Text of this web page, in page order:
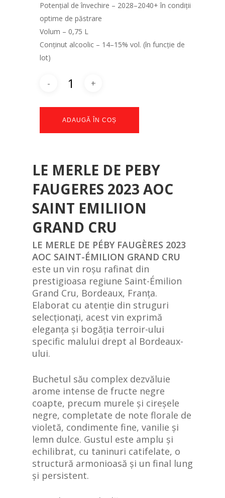
Potențial de învechire – 2028–2040+ în condiții
optime de păstrare
Volum – 0,75 L
Conținut alcoolic – 14–15% vol. (în funcție de
lot)
ADAUGĂ ÎN COȘ
LE MERLE DE PEBY
FAUGERES 2023 AOC
SAINT EMILIION
GRAND CRU
LE MERLE DE PÉBY FAUGÈRES 2023
AOC SAINT-ÉMILION GRAND CRU
este un vin roșu rafinat din
prestigioasa regiune Saint-Émilion
Grand Cru, Bordeaux, Franța.
Elaborat cu atenție din struguri
selecționați, acest vin exprimă
eleganța și bogăția terroir-ului
specific malului drept al Bordeaux-
ului.
Buchetul său complex dezvăluie
arome intense de fructe negre
coapte, precum murele și cireșele
negre, completate de note florale de
violetă, condimente fine, vanilie și
lemn dulce. Gustul este amplu și
echilibrat, cu taninuri catifelate, o
structură armonioasă și un final lung
și persistent.